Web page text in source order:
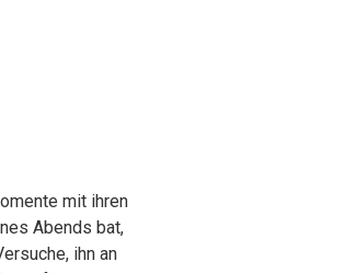
mit ihren
Abends bat,
ihn an